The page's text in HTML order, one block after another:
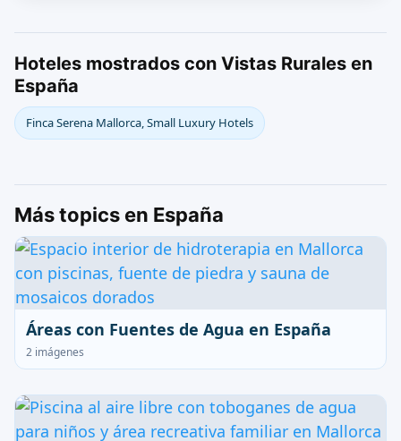
Hoteles mostrados con Vistas Rurales en
España
Finca Serena Mallorca, Small Luxury Hotels
Más topics en España
Áreas con Fuentes de Agua en España
2 imágenes